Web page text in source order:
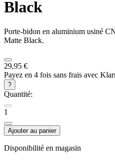
Black
Porte-bidon en aluminium usiné
Matte Black.
29,95 €
Payez en 4 fois sans frais avec
?
Quantité:
1
Ajouter au panier
Disponibilité en magasin